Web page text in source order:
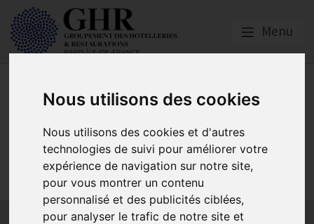
Nous utilisons des cookies
Nous utilisons des cookies et d'autres
technologies de suivi pour améliorer votre
expérience de navigation sur notre site,
pour vous montrer un contenu
personnalisé et des publicités ciblées,
pour analyser le trafic de notre site et
Menu
GHR PARIS ÎLE-DE-
FRANCE
Actualités Qui sommes-nous ?
GHR National